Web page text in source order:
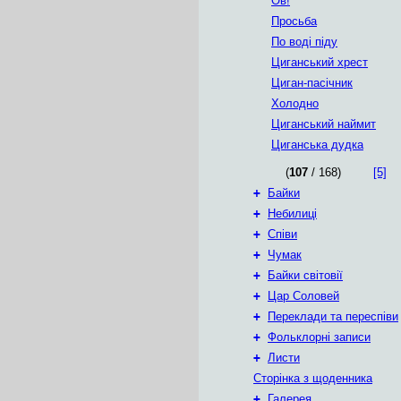
Просьба
По воді піду
Циганський хрест
Циган-пасічник
Холодно
Циганський наймит
Циганська дудка
(107 / 168)
[5]
+
Байки
+
Небилиці
+ Співи
+ Чумак
+
Байки світовії
+
Цар Соловей
+
Переклади та переспіви
+ Фольклорні записи
+ Листи
Сторінка з щоденника